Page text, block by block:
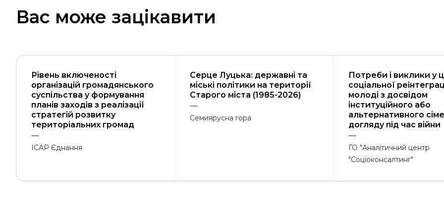
Вас може зацікавити
Рівень включеності
організацій громадянського
суспільства у формування
планів заходів з реалізації
стратегій розвитку
територіальних громад
ІСАР Єднання
Серце Луцька: державні та
міські політики на території
Старого міста (1985-2026)
Семиярусна гора
Потреби і виклики у
соціальної
молоді з досвідом
інституційного або
альтернативного
догляду під час війни
ГО "Аналітичний центр
"Соціоконсалтинг"